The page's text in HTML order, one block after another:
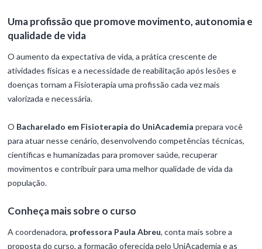
Uma profissão que promove movimento, autonomia e
qualidade de vida
O aumento da expectativa de vida, a prática crescente de
atividades físicas e a necessidade de reabilitação após lesões e
doenças tornam a Fisioterapia uma profissão cada vez mais
valorizada e necessária.
O Bacharelado em Fisioterapia do UniAcademia prepara você
para atuar nesse cenário, desenvolvendo competências técnicas,
científicas e humanizadas para promover saúde, recuperar
movimentos e contribuir para uma melhor qualidade de vida da
população.
Conheça mais sobre o curso
A coordenadora, professora Paula Abreu, conta mais sobre a
proposta do curso, a formação oferecida pelo UniAcademia e as